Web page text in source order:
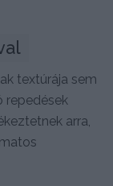
textúrája sem
repedések
arra,